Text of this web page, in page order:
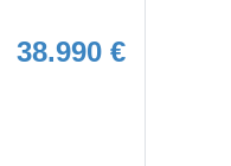
38.990 €